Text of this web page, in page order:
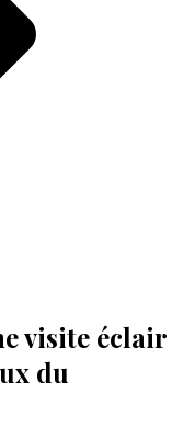
visite éclair
du